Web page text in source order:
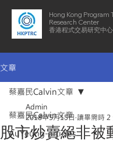
Hong Kong Program
Research Center
​​香港程式交易研究中心
文章
蔡嘉民Calvin文章
AuYeung-articles
蔡嘉民Calvin文章
股市炒賣絕非被
Admin
2018年5月15日 讀畢需時 2